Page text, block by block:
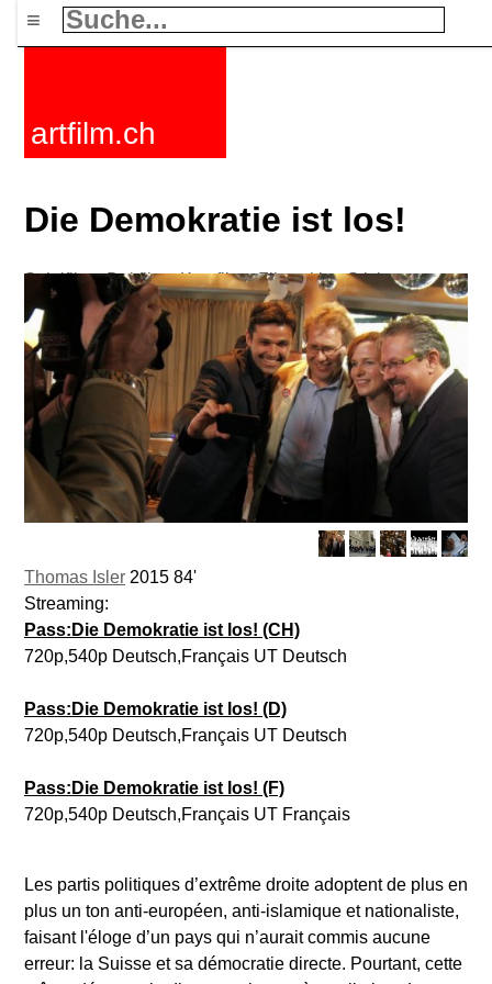
≡
artfilm.ch
Die Demokratie ist los!
Thomas Isler 2015 84'
Streaming:
Pass:Die Demokratie ist los! (CH)
720p,540p Deutsch,Français UT Deutsch
Pass:Die Demokratie ist los! (D)
720p,540p Deutsch,Français UT Deutsch
Pass:Die Demokratie ist los! (F)
720p,540p Deutsch,Français UT Français
Les partis politiques d’extrême droite adoptent de plus en
plus un ton anti-européen, anti-islamique et nationaliste,
faisant l'éloge d’un pays qui n’aurait commis aucune
erreur: la Suisse et sa démocratie directe. Pourtant, cette
Spielfilme Dokfilme Kurzfilme Filmzyklen Stichworte
Nachrichten F-Rated FAQ Kontakt Maillist
Warenkorb
AGB
Kaufen Aktivieren Abo
216.73.217.18